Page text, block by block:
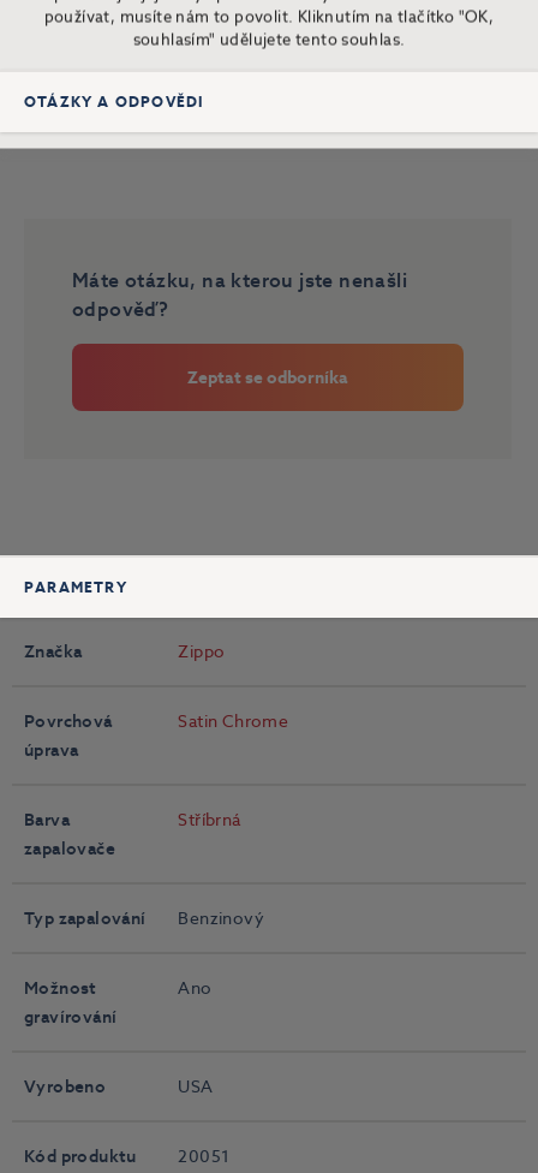
OTÁZKY A ODPOVĚDI
Máte otázku, na kterou jste nenašli
odpověď?
Zeptat se odborníka
PARAMETRY
Značka Zippo
Povrchová
úprava
Satin Chrome
Barva
zapalovače
Stříbrná
Typ zapalování Benzinový
Možnost
gravírování
Ano
Vyrobeno USA
Kód produktu 20051
používat, musíte nám to povolit. Kliknutím na tlačítko "OK,
souhlasím" udělujete tento souhlas.
Nastavení